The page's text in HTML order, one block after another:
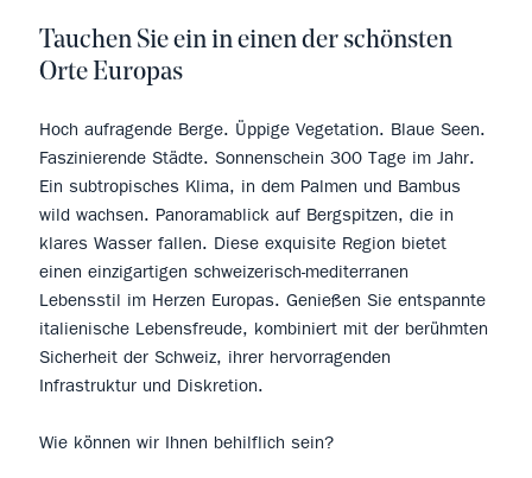
Tauchen Sie ein in einen der schönsten
Orte Europas
Hoch aufragende Berge. Üppige Vegetation. Blaue Seen.
Faszinierende Städte. Sonnenschein 300 Tage im Jahr.
Ein subtropisches Klima, in dem Palmen und Bambus
wild wachsen. Panoramablick auf Bergspitzen, die in
klares Wasser fallen. Diese exquisite Region bietet
einen einzigartigen schweizerisch-mediterranen
Lebensstil im Herzen Europas. Genießen Sie entspannte
italienische Lebensfreude, kombiniert mit der berühmten
Sicherheit der Schweiz, ihrer hervorragenden
Infrastruktur und Diskretion.
Wie können wir Ihnen behilflich sein?